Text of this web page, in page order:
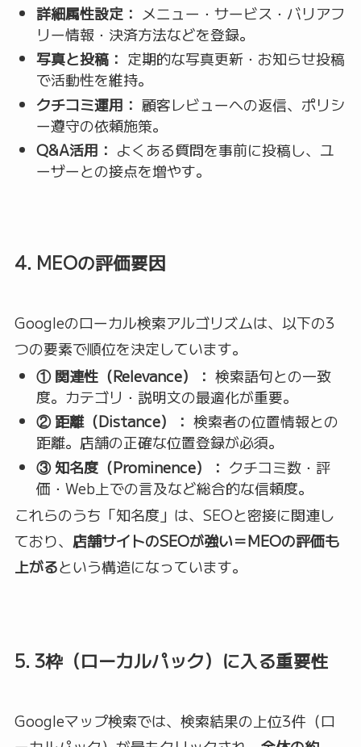
詳細属性設定： メニュー・サービス・バリアフ
リー情報・決済方法などを登録。
写真と投稿： 定期的な写真更新・お知らせ投稿
で活動性を維持。
クチコミ運用： 顧客レビューへの返信、ポリシ
ー遵守の依頼施策。
Q&A活用： よくある質問を事前に投稿し、ユ
ーザーとの接点を増やす。
4. MEOの評価要因
Googleのローカル検索アルゴリズムは、以下の3
つの要素で順位を決定しています。
① 関連性（Relevance）： 検索語句との一致
度。カテゴリ・説明文の最適化が重要。
② 距離（Distance）： 検索者の位置情報との
距離。店舗の正確な位置登録が必須。
③ 知名度（Prominence）： クチコミ数・評
価・Web上での言及など総合的な信頼度。
これらのうち「知名度」は、SEOと密接に関連し
ており、 店舗サイトのSEOが強い＝MEOの評価も
上がるという構造になっています。
5. 3枠（ローカルパック）に入る重要性
Googleマップ検索では、検索結果の上位3件（ロ